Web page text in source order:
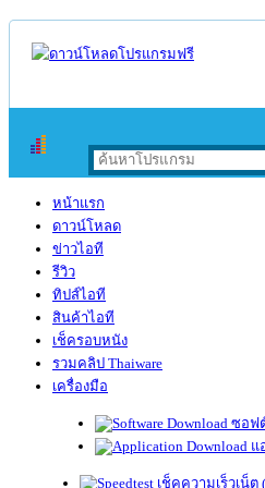
หน้าแรก
ดาวน์โหลด
ข่าวไอที
รีวิว
ทิปส์ไอที
สินค้าไอที
เช็ครอบหนัง
รวมคลิป Thaiware
เครื่องมือ
ซอฟ
แ
เช็คความเร็วเน็ต